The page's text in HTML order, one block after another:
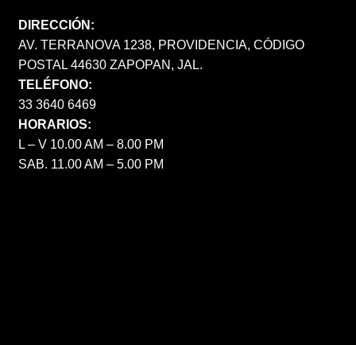
DIRECCIÓN:
AV. TERRANOVA 1238, PROVIDENCIA, CÓDIGO
POSTAL 44630 ZAPOPAN, JAL.
TELÉFONO:
33 3640 6469
HORARIOS:
L – V 10.00 AM – 8.00 PM
SAB. 11.00 AM – 5.00 PM